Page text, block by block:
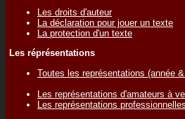
Les droits d'auteur
La déclaration pour jouer un texte
La protection d'un texte
Les réprésentations
Toutes les représentations (année
Les représentations d'amateurs à
Les représentations